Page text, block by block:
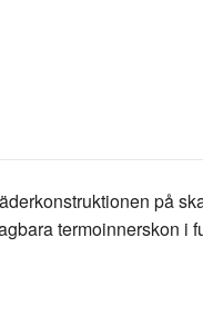
på
termoinnerskon i